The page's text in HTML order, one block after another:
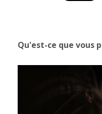
Qu'est-ce que vous